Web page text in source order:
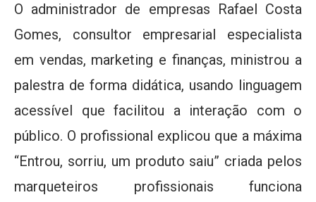
O administrador de empresas Rafael Costa
Gomes, consultor empresarial especialista
em vendas, marketing e finanças, ministrou a
palestra de forma didática, usando linguagem
acessível que facilitou a interação com o
público. O profissional explicou que a máxima
“Entrou, sorriu, um produto saiu” criada pelos
marqueteiros profissionais funciona